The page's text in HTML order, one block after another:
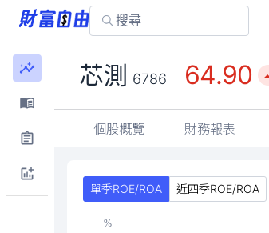
芯測 6786 64.90
個股概覽 財務報表
單季ROE/ROA 近四季ROE/ROA